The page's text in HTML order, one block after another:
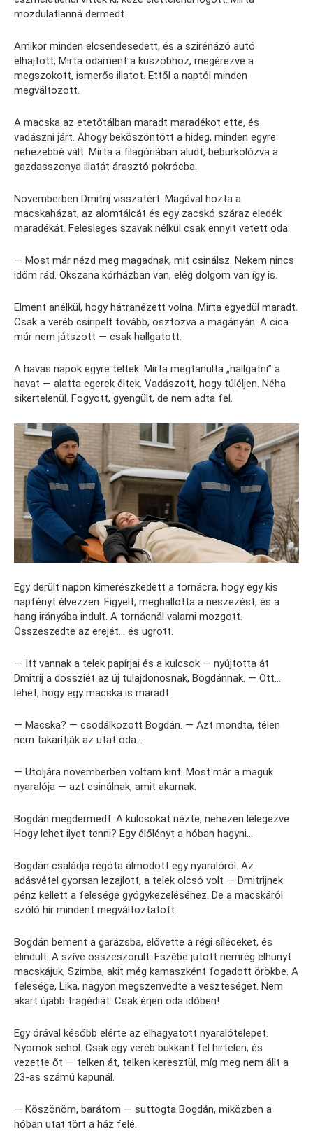
mozdulatlanná dermedt.
Amikor minden elcsendesedett, és a szirénázó autó
elhajtott, Mirta odament a küszöbhöz, megérezve a
megszokott, ismerős illatot. Ettől a naptól minden
megváltozott.
A macska az etetőtálban maradt maradékot ette, és
vadászni járt. Ahogy beköszöntött a hideg, minden egyre
nehezebbé vált. Mirta a filagóriában aludt, beburkolózva a
gazdasszonya illatát árasztó pokrócba.
Novemberben Dmitrij visszatért. Magával hozta a
macskaházat, az alomtálcát és egy zacskó száraz eledék
maradékát. Felesleges szavak nélkül csak ennyit vetett oda:
— Most már nézd meg magadnak, mit csinálsz. Nekem nincs
időm rád. Okszana kórházban van, elég dolgom van így is.
Elment anélkül, hogy hátranézett volna. Mirta egyedül maradt.
Csak a veréb csiripelt tovább, osztozva a magányán. A cica
már nem játszott — csak hallgatott.
A havas napok egyre teltek. Mirta megtanulta „hallgatni” a
havat — alatta egerek éltek. Vadászott, hogy túléljen. Néha
sikertelenül. Fogyott, gyengült, de nem adta fel.
Egy derült napon kimerészkedett a tornácra, hogy egy kis
napfényt élvezzen. Figyelt, meghallotta a neszezést, és a
hang irányába indult. A tornácnál valami mozgott.
Összeszedte az erejét… és ugrott.
— Itt vannak a telek papírjai és a kulcsok — nyújtotta át
Dmitrij a dossziét az új tulajdonosnak, Bogdánnak. — Ott…
lehet, hogy egy macska is maradt.
— Macska? — csodálkozott Bogdán. — Azt mondta, télen
nem takarítják az utat oda…
— Utoljára novemberben voltam kint. Most már a maguk
nyaralója — azt csinálnak, amit akarnak.
Bogdán megdermedt. A kulcsokat nézte, nehezen lélegezve.
Hogy lehet ilyet tenni? Egy élőlényt a hóban hagyni…
Bogdán családja régóta álmodott egy nyaralóról. Az
adásvétel gyorsan lezajlott, a telek olcsó volt — Dmitrijnek
pénz kellett a felesége gyógykezeléséhez. De a macskáról
szóló hír mindent megváltoztatott.
Bogdán bement a garázsba, elővette a régi síléceket, és
elindult. A szíve összeszorult. Eszébe jutott nemrég elhunyt
macskájuk, Szimba, akit még kamaszként fogadott örökbe. A
felesége, Lika, nagyon megszenvedte a veszteséget. Nem
akart újabb tragédiát. Csak érjen oda időben!
Egy órával később elérte az elhagyatott nyaralótelepet.
Nyomok sehol. Csak egy veréb bukkant fel hirtelen, és
vezette őt — telken át, telken keresztül, míg meg nem állt a
23-as számú kapunál.
— Köszönöm, barátom — suttogta Bogdán, miközben a
hóban utat tört a ház felé.